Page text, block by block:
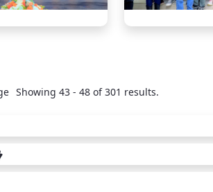
Showing 43 - 48 of 301 results.